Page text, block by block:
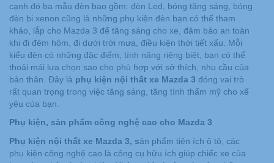
cạnh đó ba mẫu đèn bao gồm: đèn Led, bóng tăng sáng, bóng
đèn bi xenon cũng là những phụ kiện đèn bạn có thể tham
khảo, lắp cho Mazda 3 để tăng sáng cho xe, đảm bảo an toàn
khi đi đêm hôm, đi dưới trời mưa, điều kiện thời tiết xấu. Mỗi
kiểu đèn có những đặc điểm, tính năng riêng biệt, bạn có thể
thoải mái lựa chọn sao cho phù hợp với sở thích, nhu cầu của
bản thân. Đây là phụ kiện nội thất xe Mazda 3 đóng vai trò
rất quan trọng trong việc tăng sáng, tăng tính thẩm mỹ cho xế
yêu của bạn.
Phụ kiện, sản phẩm công nghệ cao cho Mazda 3
Phụ kiện nội thất xe Mazda 3, sản phẩm tiện ích ô tô, các
phụ kiện công nghệ cao là công cụ hữu ích giúp chiếc xe của